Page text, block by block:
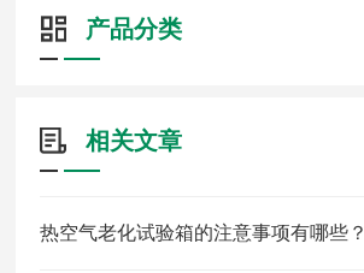
产品分类
相关文章
热空气老化试验箱的注意事项有哪些？